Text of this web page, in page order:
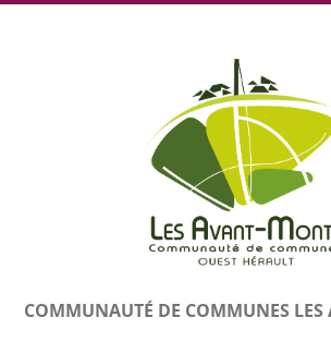
COMMUNAUTÉ DE COMMUNES